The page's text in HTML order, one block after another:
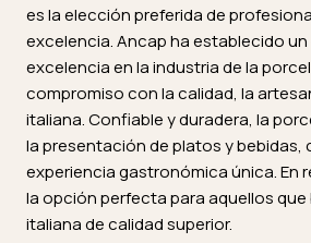
es la elección preferida de
excelencia. Ancap ha establecido
excelencia en la industria de la
compromiso con la calidad, la
italiana. Confiable y duradera, la
la presentación de platos y bebidas,
experiencia gastronómica única. En
la opción perfecta para aquellos
italiana de calidad superior.